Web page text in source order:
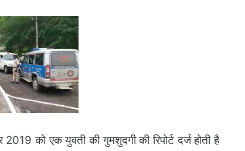
को एक युवती की गुमशुदगी की रिपोर्ट दर्ज होती है